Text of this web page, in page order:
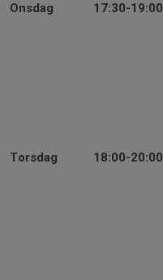
Onsdag
17:30-19:00
Torsdag
18:00-20:00